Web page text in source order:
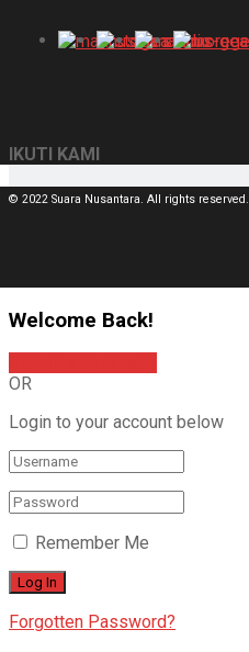
IKUTI KAMI
© 2022 Suara Nusantara. All rights reserved.
Welcome Back!
OR
Login to your account below
Remember Me
Forgotten Password?